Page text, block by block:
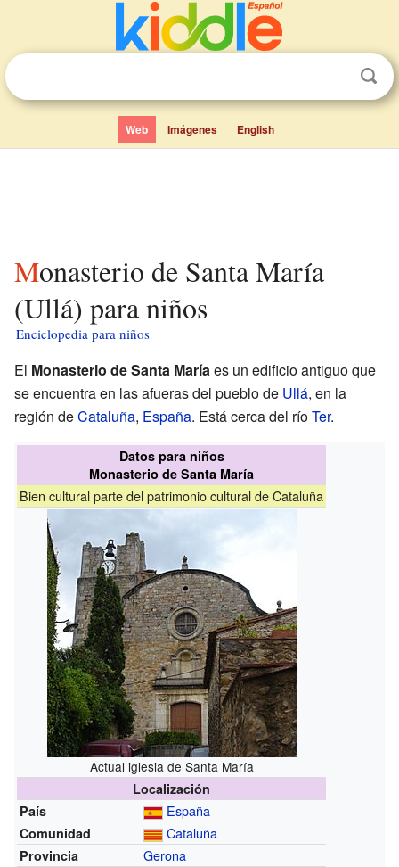
Web Imágenes English
Monasterio de Santa María
(Ullá) para niños
Enciclopedia para niños
El Monasterio de Santa Maríaes un edificio antiguo que
se encuentra en las afueras del pueblo de Ullá, en la
región deCataluña, España. Está cerca del ríoTer.
Datos para niños
Monasterio de Santa María
Bien cultural parte del patrimonio cultural de Cataluña
Actual iglesia de Santa María
Localización
País
España
Comunidad Cataluña
Provincia Gerona